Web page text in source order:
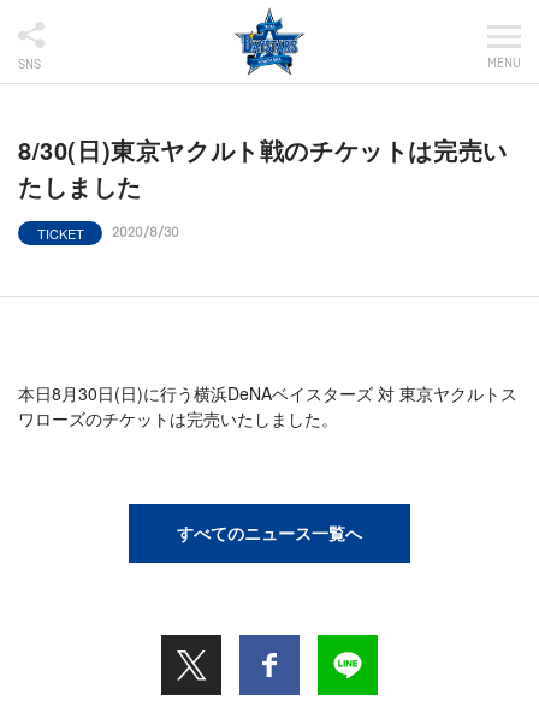
SNS MENU
8/30(日)東京ヤクルト戦のチケットは完売い
たしました
TICKET 2020/8/30
本日8月30日(日)に行う横浜DeNAベイスターズ 対 東京ヤクルトス
ワローズのチケットは完売いたしました。
すべてのニュース一覧へ